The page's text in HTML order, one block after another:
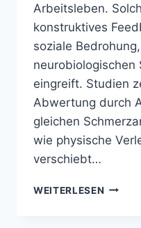
Arbeitsleben.
konstruktives
soziale
neurobiologischen
eingreift. Studien
Abwertung durch
gleichen
wie physische
verschiebt…
WEITERLESEN „DU